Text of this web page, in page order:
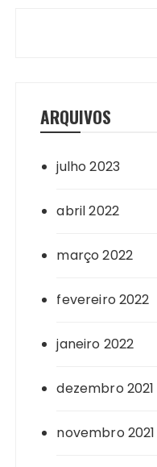
ARQUIVOS
julho 2023
abril 2022
março 2022
fevereiro 2022
janeiro 2022
dezembro 2021
novembro 2021